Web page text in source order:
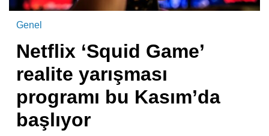
Genel
Netflix ‘Squid Game’
realite yarışması
programı bu Kasım’da
başlıyor